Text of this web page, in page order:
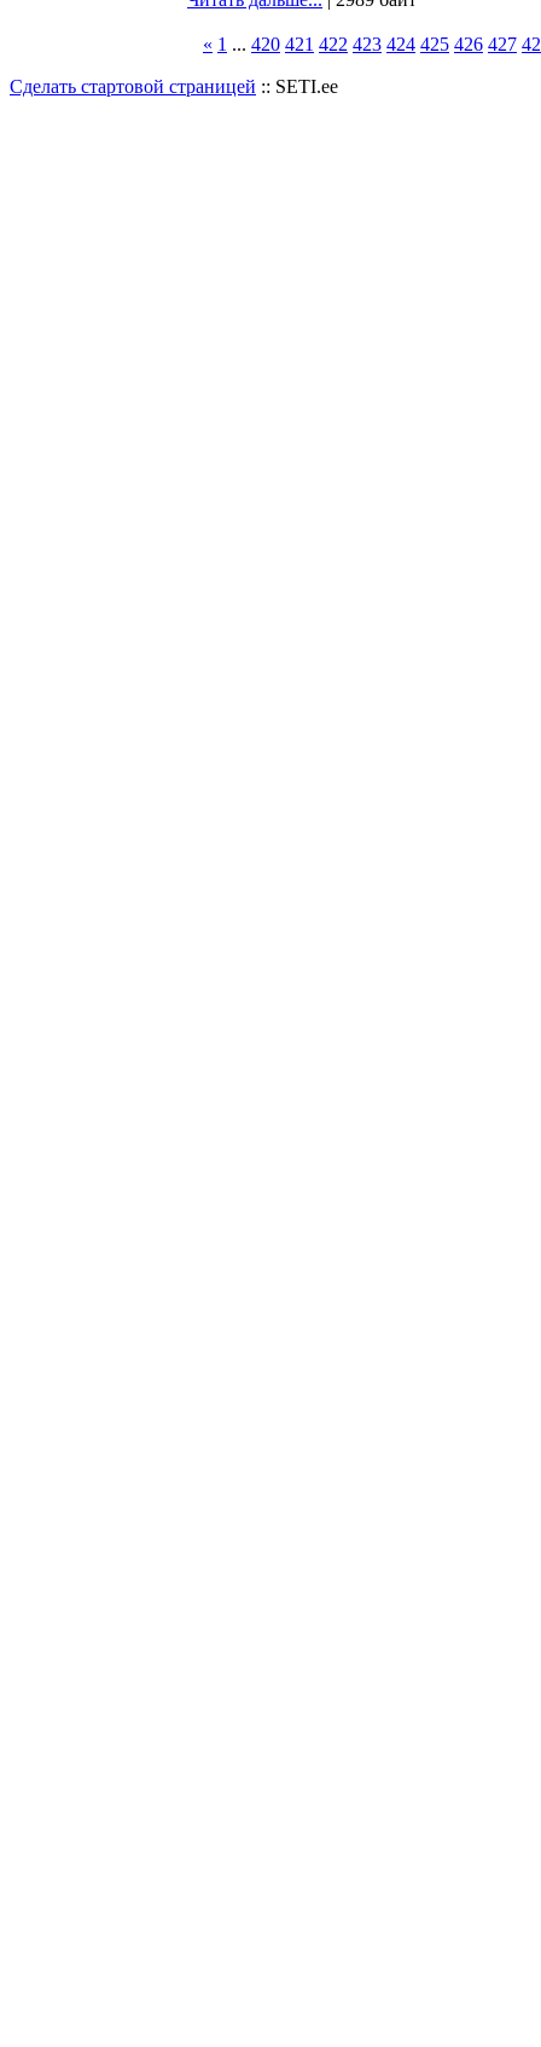
« 1 ... 420 421 422 423 424 425 426 427
Сделать стартовой страницей :: SETI.ee